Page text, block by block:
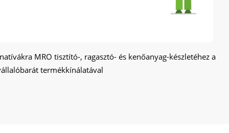
MRO tisztító-, ragasztó- és kenőanyag-készletéhez a
termékkínálatával